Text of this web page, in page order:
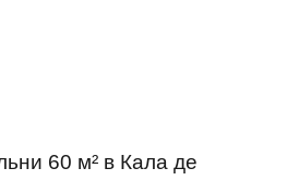
60 м² в Кала де